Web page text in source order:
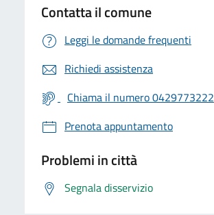
Contatta il comune
Leggi le domande frequenti
Richiedi assistenza
Chiama il numero 0429773222
Prenota appuntamento
Problemi in città
Segnala disservizio